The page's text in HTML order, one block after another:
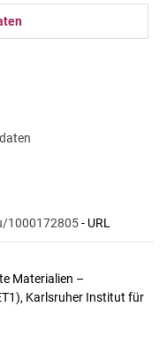
1000172805- URL
Materialien –
Karlsruher Institut für